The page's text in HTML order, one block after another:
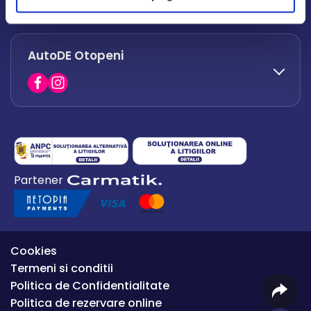
office.afumati@autode.ro
0730 063 852
0730 063 851
AutoDE Otopeni
0754 649 360
office.premium@autode.ro
Partener
Cookies
Termeni si conditii
Politica de Confidentialitate
Politica de rezervare online